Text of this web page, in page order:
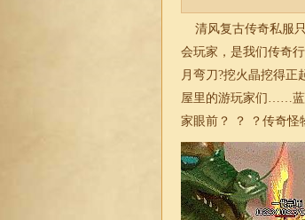
清风复古传奇私服
会玩家，是我们传奇
月弯刀?挖火晶挖得
屋里的游玩家们……蓝
家眼前？ ？ ？传奇怪